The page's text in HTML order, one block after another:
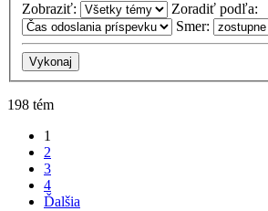
Zobraziť:
Zoradiť podľa:
Smer:
198 tém
1
2
3
4
Ďalšia